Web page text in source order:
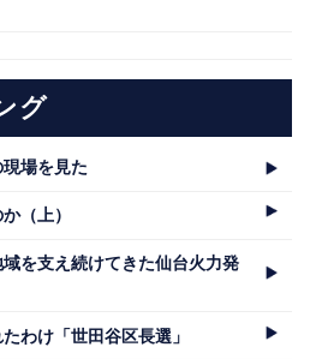
グ
場を見た
（上）
を支え続けてきた仙台火力発
わけ「世田谷区長選」